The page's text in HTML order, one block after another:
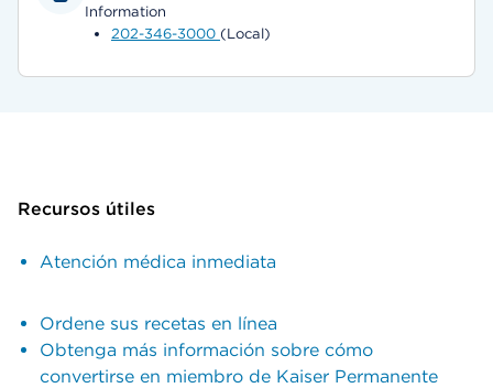
Information
202-346-3000 (Local)
Recursos útiles
Atención médica inmediata
Ordene sus recetas en línea
Obtenga más información sobre cómo
convertirse en miembro de Kaiser Permanente